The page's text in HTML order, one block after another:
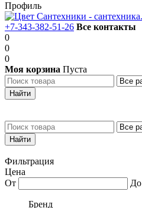
Профиль
+7-343-382-51-26 Все контакты
0
0
0
Моя корзина Пуста
Фильтрация
Цена
От
До
Бренд